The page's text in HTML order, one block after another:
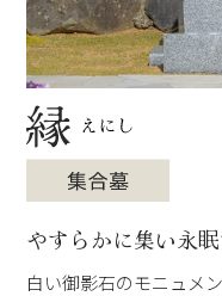
やすらかに集い永眠
白い御影石のモニュメ